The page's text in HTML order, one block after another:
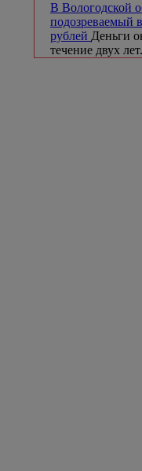
В Вологодской
подозреваемый
рублей Деньги
течение двух лет.